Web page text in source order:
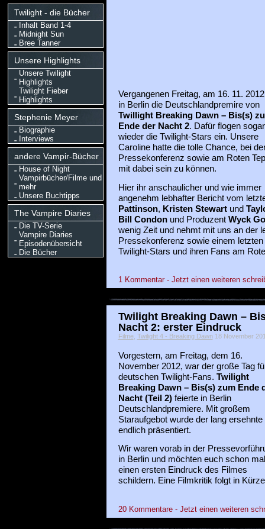
Twilight - die Bücher
Inhalt Band 1-4
Midnight Sun
Bree Tanner
Unsere Highlights
Unsere Twilight
Highlights
Twilight Fieber
Highlights
Stephenie Meyer
Biographie
Interviews
andere Vampir-Bücher
House of Night
Vampirbücher/Filme und
mehr
Unsere Buchtipps
The Vampire Diaries
Die TV-Serie
Vampire Diaries
Episodenübersicht
Die Bücher
Vergangenen Freitag, am 16. 11.
in Berlin die Deutschlandpremire von
Twillight Breaking Dawn – Bis(s)
Ende der Nacht 2. Dafür flogen sogar
wieder die Twilight-Stars ein. Unsere
Caroline hatte die tolle Chance, bei
Pressekonferenz sowie am Roten
mit dabei sein zu können.
Hier ihr anschaulicher und wie immer
angenehm lebhafter Bericht vom
Pattinson, Kristen Stewartund
Bill Condonund Produzent Wyck
wenig Zeit und nehmt mit uns an der
Pressekonferenz sowie einem
Twilight-Stars und ihren Fans am
1 Kommentar - Jetzt einen weiteren
Twilight Breaking Dawn –
Nacht 2: erster Eindruck
Filme, Twilight 4 - Breaking Dawn18 November
Vorgestern, am Freitag, dem 16.
November 2012, war der große Tag
deutschen Twilight-Fans. Twilight
Breaking Dawn – Bis(s) zum Ende
Nacht (Teil 2)feierte in Berlin
Deutschlandpremiere. Mit großem
Staraufgebot wurde der lang ersehnte
endlich präsentiert.
Wir waren vorab in der
in Berlin und möchten euch schon mal
einen ersten Eindruck des Filmes
schildern. Eine Filmkritik folgt in
20 Kommentare - Jetzt einen weiteren